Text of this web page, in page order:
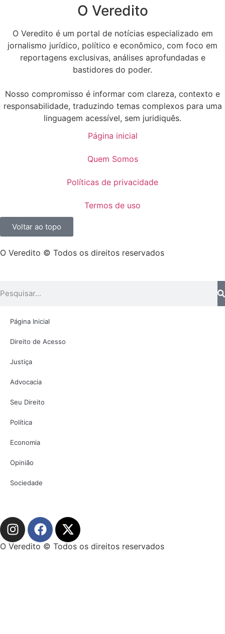
O Veredito
O Veredito é um portal de notícias especializado em
jornalismo jurídico, político e econômico, com foco em
reportagens exclusivas, análises aprofundadas e
bastidores do poder.
Nosso compromisso é informar com clareza, contexto e
responsabilidade, traduzindo temas complexos para uma
linguagem acessível, sem juridiquês.
Página inicial
Quem Somos
Políticas de privacidade
Termos de uso
Voltar ao topo
O Veredito © Todos os direitos reservados
Página Inicial
Direito de Acesso
Justiça
Advocacia
Seu Direito
Política
Economia
Opinião
Sociedade
O Veredito © Todos os direitos reservados